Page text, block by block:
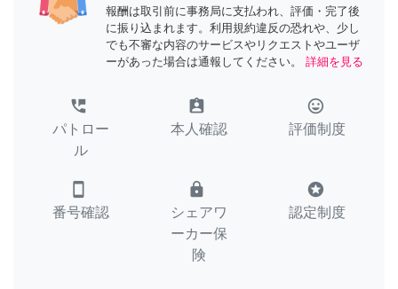
報酬は取引前に事務局に支払われ、評価・完了後
に振り込まれます。利用規約違反の恐れや、少し
でも不審な内容のサービスやリクエストやユーザ
ーがあった場合は通報してください。
詳細を見る
perm_phone_msg
パトロー
ル
assignment_ind
本人確認
tag_faces
評価制度
smartphone
番号確認
lock
シェアワ
ーカー保
険
stars
認定制度